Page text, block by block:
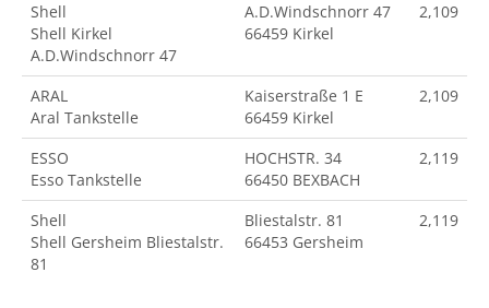
Shell
Shell Kirkel
A.D.Windschnorr 47
A.D.Windschnorr 47
66459 Kirkel
2,109
ARAL
Aral Tankstelle
Kaiserstraße 1 E
66459 Kirkel
2,109
ESSO
Esso Tankstelle
HOCHSTR. 34
66450 BEXBACH
2,119
Shell
Shell Gersheim Bliestalstr.
81
Bliestalstr. 81
66453 Gersheim
2,119